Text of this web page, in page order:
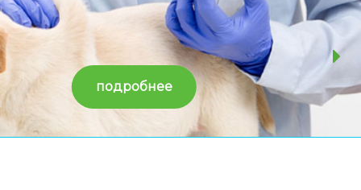
подробнее